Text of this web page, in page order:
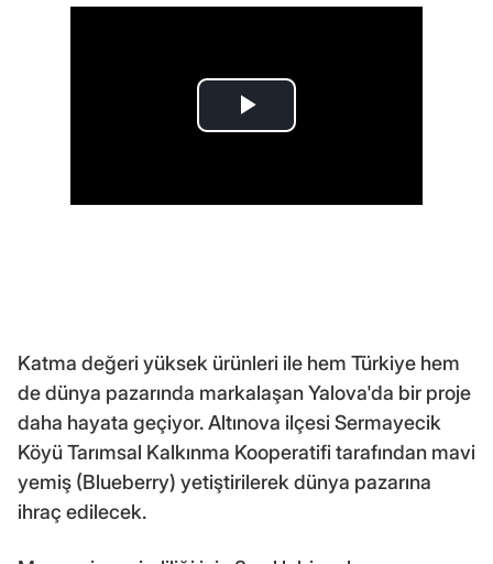
Katma değeri yüksek ürünleri ile hem Türkiye hem
de dünya pazarında markalaşan Yalova'da bir proje
daha hayata geçiyor. Altınova ilçesi Sermayecik
Köyü Tarımsal Kalkınma Kooperatifi tarafından mavi
yemiş (Blueberry) yetiştirilerek dünya pazarına
ihraç edilecek.